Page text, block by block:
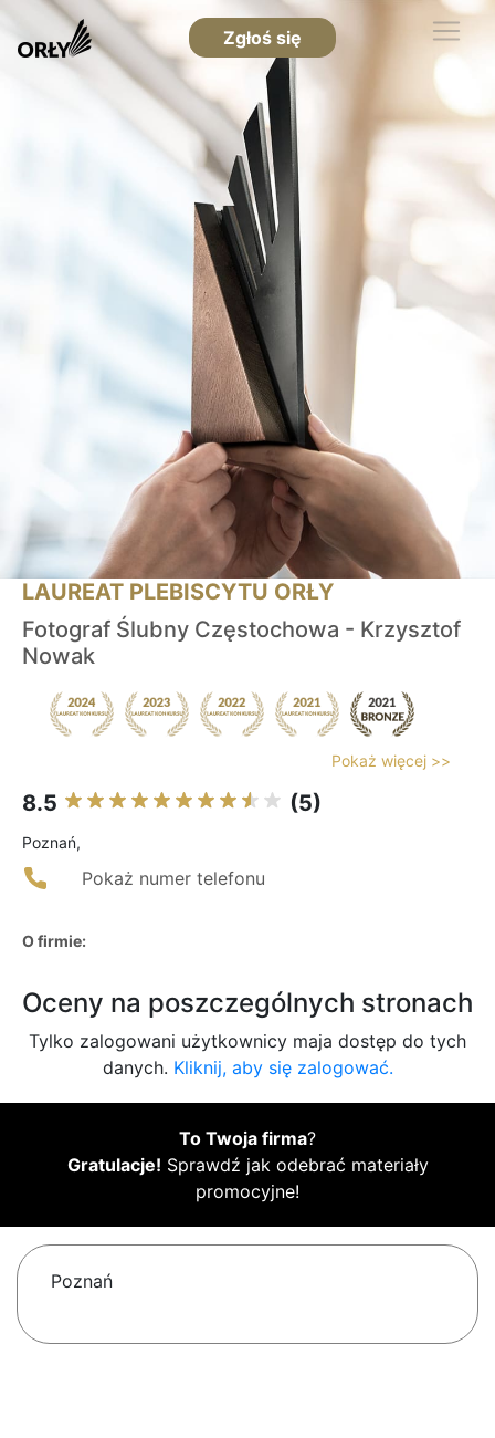
Zgłoś się
LAUREAT PLEBISCYTU ORŁY
Fotograf Ślubny Częstochowa - Krzysztof
Nowak
Pokaż więcej >>
8.5 (5)
Poznań,
Pokaż numer telefonu
O firmie:
Oceny na poszczególnych stronach
Tylko zalogowani użytkownicy maja dostęp do tych
danych. Kliknij, aby się zalogować.
To Twoja firma?
Gratulacje! Sprawdź jak odebrać materiały
promocyjne!
Poznań